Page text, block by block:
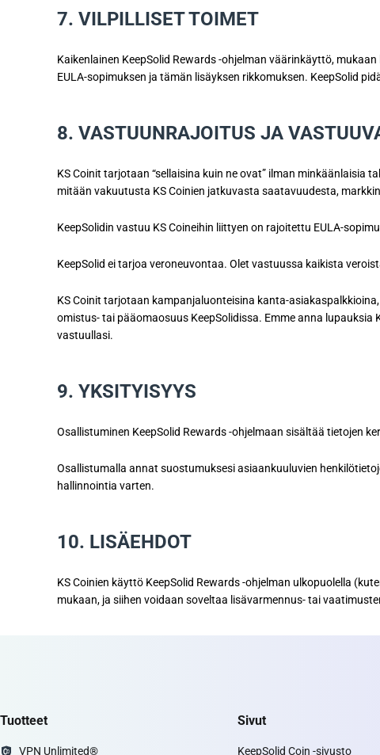
7. VILPILLISET TOIMET
Kaikenlainen KeepSolid Rewards -ohjelman väärinkäyttö,
EULA-sopimuksen ja tämän lisäyksen rikkomuksen. KeepSolid
8. VASTUUNRAJOITUS JA
KS Coinit tarjotaan “sellaisina kuin ne ovat” ilman
mitään vakuutusta KS Coinien jatkuvasta saatavuudesta,
KeepSolidin vastuu KS Coineihin liittyen on rajoitettu EULA-
KeepSolid ei tarjoa veroneuvontaa. Olet vastuussa kaikista
KS Coinit tarjotaan kampanjaluonteisina kanta-
omistus- tai pääomaosuus KeepSolidissa. Emme anna
vastuullasi.
9. YKSITYISYYS
Osallistuminen KeepSolid Rewards -ohjelmaan sisältää tietojen
Osallistumalla annat suostumuksesi asiaankuuluvien
hallinnointia varten.
10. LISÄEHDOT
KS Coinien käyttö KeepSolid Rewards -ohjelman ulkopuolella
mukaan, ja siihen voidaan soveltaa lisävarmennus- tai
Tuotteet
VPN Unlimited®
Sivut
KeepSolid Coin -sivusto